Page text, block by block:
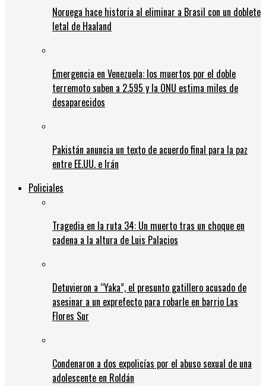
Noruega hace historia al eliminar a Brasil con un doblete
letal de Haaland
Emergencia en Venezuela: los muertos por el doble
terremoto suben a 2.595 y la ONU estima miles de
desaparecidos
Pakistán anuncia un texto de acuerdo final para la paz
entre EE.UU. e Irán
Policiales
Tragedia en la ruta 34: Un muerto tras un choque en
cadena a la altura de Luis Palacios
Detuvieron a “Yaka”, el presunto gatillero acusado de
asesinar a un exprefecto para robarle en barrio Las
Flores Sur
Condenaron a dos expolicías por el abuso sexual de una
adolescente en Roldán